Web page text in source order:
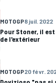
MOTOGP8 juil. 2022
Pour Stoner, il
de l'extérieur
MOTOGP20 févr.